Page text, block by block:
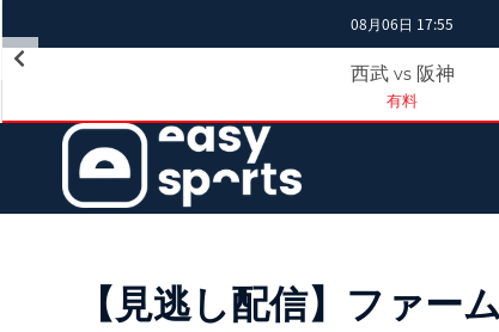
08月06日 17:55
西武 vs 阪神
有料
【見逃し配信】ファ